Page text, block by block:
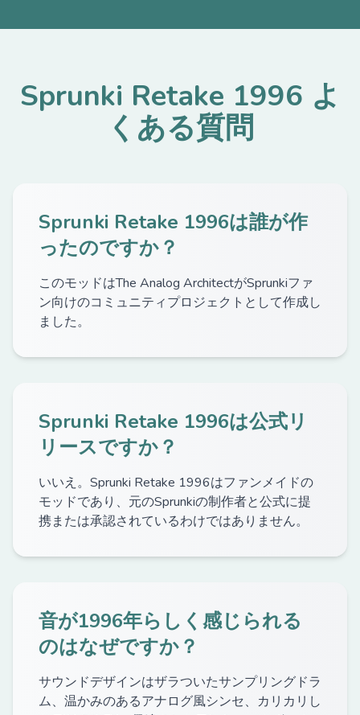
Sprunki Retake 1996 よ
くある質問
Sprunki Retake 1996は誰が作
ったのですか？
このモッドはThe Analog ArchitectがSprunkiファ
ン向けのコミュニティプロジェクトとして作成し
ました。
Sprunki Retake 1996は公式リ
リースですか？
いいえ。Sprunki Retake 1996はファンメイドの
モッドであり、元のSprunkiの制作者と公式に提
携または承認されているわけではありません。
音が1996年らしく感じられる
のはなぜですか？
サウンドデザインはザラついたサンプリングドラ
ム、温かみのあるアナログ風シンセ、カリカリし